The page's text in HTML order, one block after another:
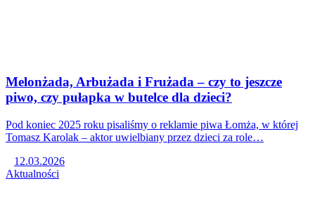
Melonżada, Arbużada i Frużada – czy to jeszcze
piwo, czy pułapka w butelce dla dzieci?
Pod koniec 2025 roku pisaliśmy o reklamie piwa Łomża, w której
Tomasz Karolak – aktor uwielbiany przez dzieci za role…
12.03.2026
Aktualności